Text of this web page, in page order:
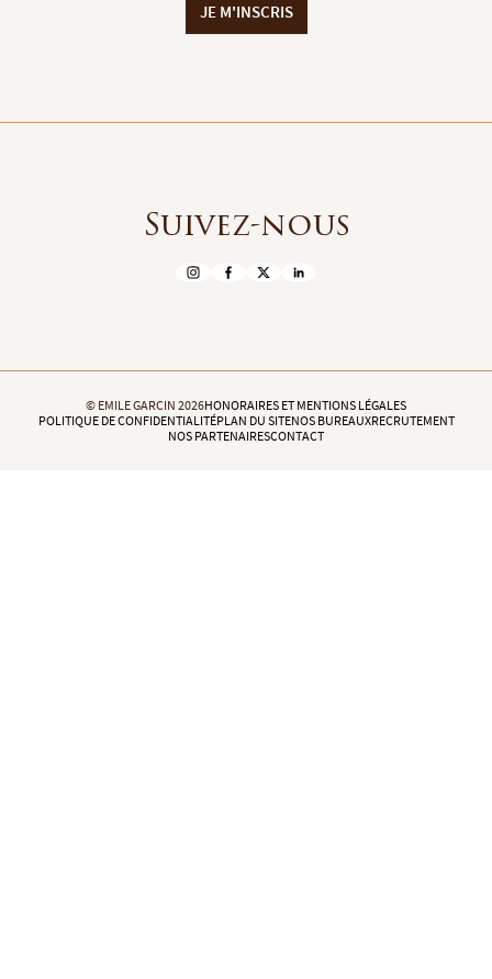
JE M'INSCRIS
Suivez-nous
© EMILE GARCIN 2026HONORAIRES ET MENTIONS LÉGALES
POLITIQUE DE CONFIDENTIALITÉPLAN DU SITENOS BUREAUXRECRUTEMENT
NOS PARTENAIRESCONTACT